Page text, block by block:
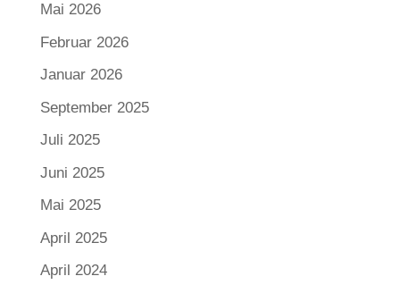
Mai 2026
Februar 2026
Januar 2026
September 2025
Juli 2025
Juni 2025
Mai 2025
April 2025
April 2024